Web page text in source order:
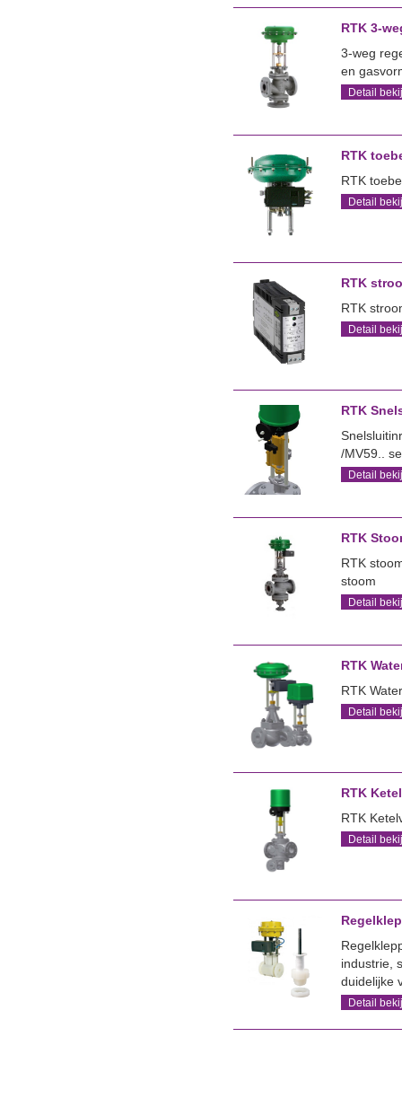
RTK 3-
3-weg
en
Detail
RTK
RTK
Detail
RTK
RTK
Detail
RTK
/MV59..
Detail
RTK
RTK
stoom
Detail
RTK
RTK
Detail
RTK
RTK
Detail
industrie,
duidelijke
Detail